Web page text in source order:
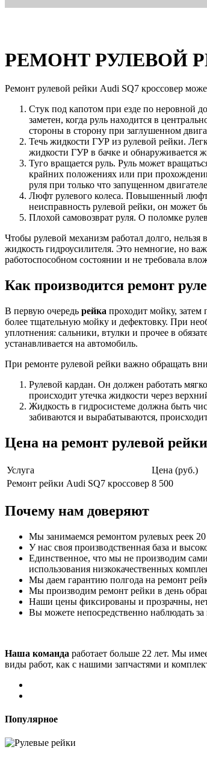
РЕМОНТ РУЛЕВОЙ
Ремонт рулевой рейки Audi SQ7 кроссовер
Стук под капотом при езде по неровной
заметен, когда руль находится в
стороны в сторону при заглушенном
Течь жидкости ГУР из рулевой рейки.
жидкости ГУР в бачке и обнаруживается
Туго вращается руль. Руль может
крайних положениях или при
руля при только что запущенном
Люфт рулевого колеса. Повышенный люфт
неисправность рулевой рейки, он может
Плохой самовозврат руля. О поломке
Чтобы рулевой механизм работал долго,
жидкость гидроусилителя. Это немногие, но
работоспособном состоянии и не требовала
Как производится ремонт
В первую очередь рейка проходит мойку,
более тщательную мойку и дефектовку. При
уплотнения: сальники, втулки и прочее в
устанавливается на автомобиль.
При ремонте рулевой рейки важно обращать
Рулевой кардан. Он должен работать
происходит утечка жидкости через
Жидкость в гидросистеме должна быть
забиваются и вырабатываются,
Цена на ремонт рулевой
Услуга
Цена (руб.)
Ремонт рейки Audi SQ7 кроссовер 8 500
Почему нам доверяют
Мы занимаемся ремонтом рулевых реек 20
У нас своя производственная база и
Единственное, что мы не производим
использования низкокачественных
Мы даем гарантию полгода на ремонт
Мы производим ремонт рейки в день
Наши цены фиксированы и прозрачны,
Вы можете непосредственно наблюдать
Наша команда работает больше 22 лет. Мы
виды работ, как с нашими запчастями и
Популярное